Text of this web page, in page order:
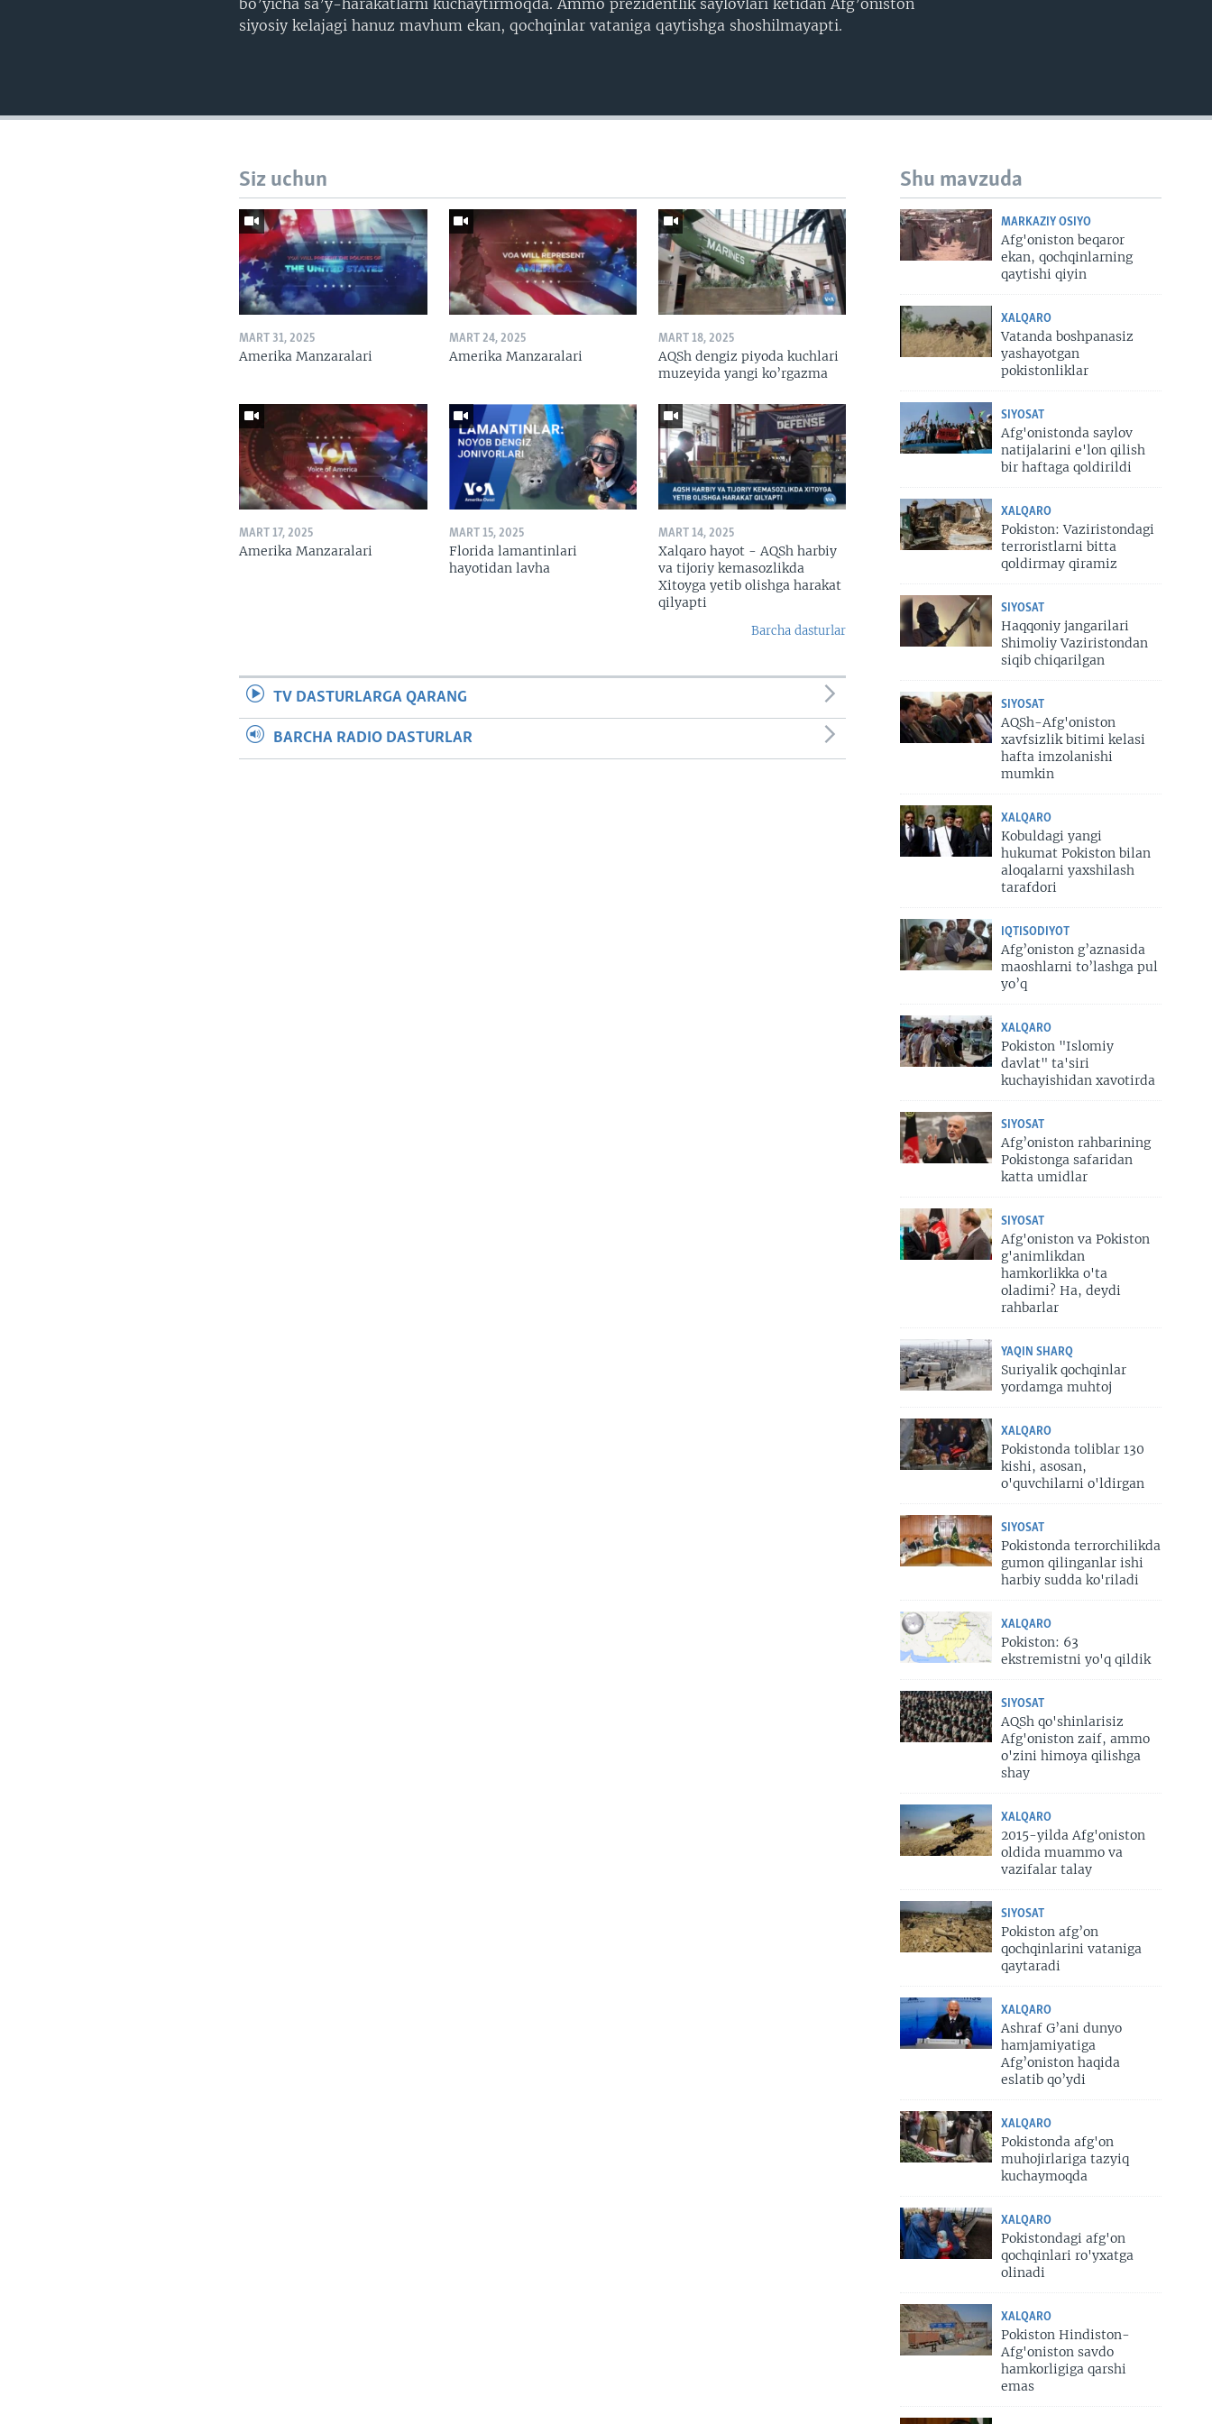
siyosiy kelajagi hanuz mavhum ekan, qochqinlar vataniga qaytishga shoshilmayapti.
Shu mavzuda
MARKAZIY OSIYO
Afg'oniston beqaror
ekan, qochqinlarning
qaytishi qiyin
XALQARO
Vatanda boshpanasiz
yashayotgan
pokistonliklar
SIYOSAT
Afg'onistonda saylov
natijalarini e'lon qilish
bir haftaga qoldirildi
XALQARO
Pokiston: Vaziristondagi
terroristlarni bitta
qoldirmay qiramiz
SIYOSAT
Haqqoniy jangarilari
Shimoliy Vaziristondan
siqib chiqarilgan
SIYOSAT
AQSh-Afg'oniston
xavfsizlik bitimi kelasi
hafta imzolanishi
mumkin
XALQARO
Kobuldagi yangi
hukumat Pokiston bilan
aloqalarni yaxshilash
tarafdori
IQTISODIYOT
Afg’oniston g’aznasida
maoshlarni to’lashga pul
yo’q
XALQARO
Pokiston "Islomiy
davlat" ta'siri
kuchayishidan xavotirda
SIYOSAT
Afg’oniston rahbarining
Pokistonga safaridan
katta umidlar
SIYOSAT
Afg'oniston va Pokiston
g'animlikdan
hamkorlikka o'ta
oladimi? Ha, deydi
rahbarlar
YAQIN SHARQ
Suriyalik qochqinlar
yordamga muhtoj
XALQARO
Pokistonda toliblar 130
kishi, asosan,
o'quvchilarni o'ldirgan
SIYOSAT
Pokistonda terrorchilikda
gumon qilinganlar ishi
harbiy sudda ko'riladi
XALQARO
Pokiston: 63
ekstremistni yo'q qildik
SIYOSAT
AQSh qo'shinlarisiz
Afg'oniston zaif, ammo
o'zini himoya qilishga
shay
XALQARO
2015-yilda Afg'oniston
oldida muammo va
vazifalar talay
SIYOSAT
Pokiston afg’on
qochqinlarini vataniga
qaytaradi
XALQARO
Ashraf G’ani dunyo
hamjamiyatiga
Afg’oniston haqida
eslatib qo’ydi
XALQARO
Pokistonda afg'on
muhojirlariga tazyiq
kuchaymoqda
XALQARO
Pokistondagi afg'on
qochqinlari ro'yxatga
olinadi
XALQARO
Pokiston Hindiston-
Afg'oniston savdo
hamkorligiga qarshi
emas
Siz uchun
MART 31, 2025
Amerika Manzaralari
MART 24, 2025
Amerika Manzaralari
MART 18, 2025
AQSh dengiz piyoda kuchlari
muzeyida yangi ko’rgazma
MART 17, 2025
Amerika Manzaralari
MART 15, 2025
Florida lamantinlari
hayotidan lavha
MART 14, 2025
Xalqaro hayot - AQSh harbiy
va tijoriy kemasozlikda
Xitoyga yetib olishga harakat
qilyapti
Barcha dasturlar
TV DASTURLARGA QARANG
BARCHA RADIO DASTURLAR